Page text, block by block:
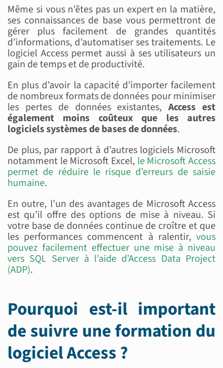
Même si vous n’êtes pas un expert en la matière,
ses connaissances de base vous permettront de
gérer plus facilement de grandes quantités
d’informations, d’automatiser ses traitements. Le
logiciel Access permet aussi à ses utilisateurs un
gain de temps et de productivité.
En plus d’avoir la capacité d’importer facilement
de nombreux formats de données pour minimiser
les pertes de données existantes,Access est
également moins coûteux que les autres
logiciels systèmes de bases de données.
De plus, par rapport à d’autres logiciels Microsoft
notamment le Microsoft Excel, le Microsoft Access
permet de réduire le risque d’erreurs de saisie
humaine.
En outre, l’un des avantages de Microsoft Access
est qu’il offre des options de mise à niveau. Si
votre base de données continue de croître et que
les performances commencent à ralentir,vous
pouvez facilement effectuer une mise à niveau
vers SQL Server à l’aide d’Access Data Project
(ADP).
Pourquoi est-il important
de suivre une formation du
logiciel Access ?